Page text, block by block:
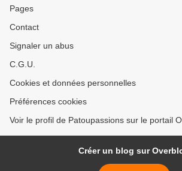
Pages
Contact
Signaler un abus
C.G.U.
Cookies et données personnelles
Préférences cookies
Voir le profil de Patoupassions sur le portail
Créer un blog sur